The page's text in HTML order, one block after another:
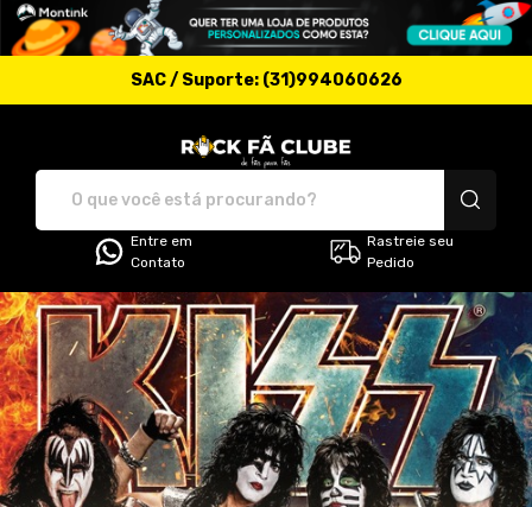
SAC / Suporte: (31)994060626
Entre em
Contato
Rastreie seu
Pedido